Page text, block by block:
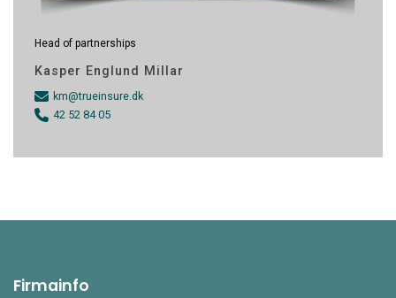
Head of partnerships
Kasper Englund Millar
km@trueinsure.dk
42 52 84 05
Firmainfo